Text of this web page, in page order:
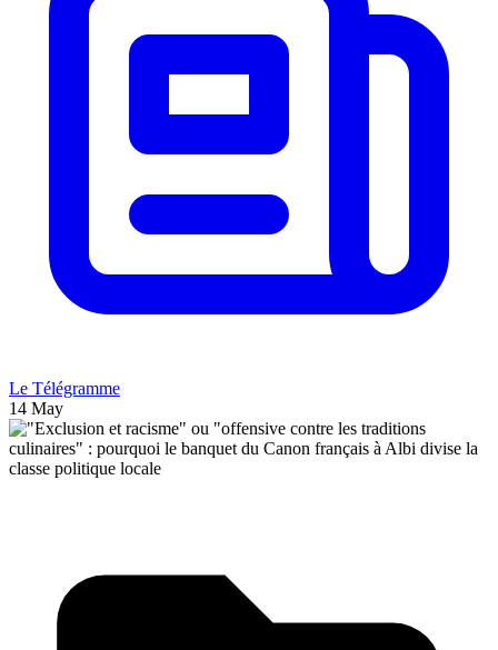
Le Télégramme
14 May